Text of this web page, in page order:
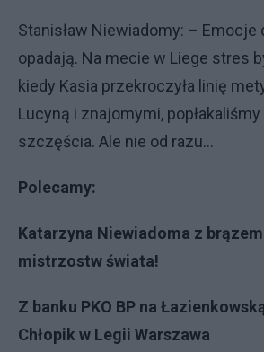
Stanisław Niewiadomy: – Emocje
opadają. Na mecie w Liege stres
kiedy Kasia przekroczyła linię
Lucyną i znajomymi,
szczęścia. Ale nie od razu...
Polecamy:
Katarzyna Niewiadoma z
mistrzostw świata!
Z banku PKO BP na
Chłopik w Legii Warszawa